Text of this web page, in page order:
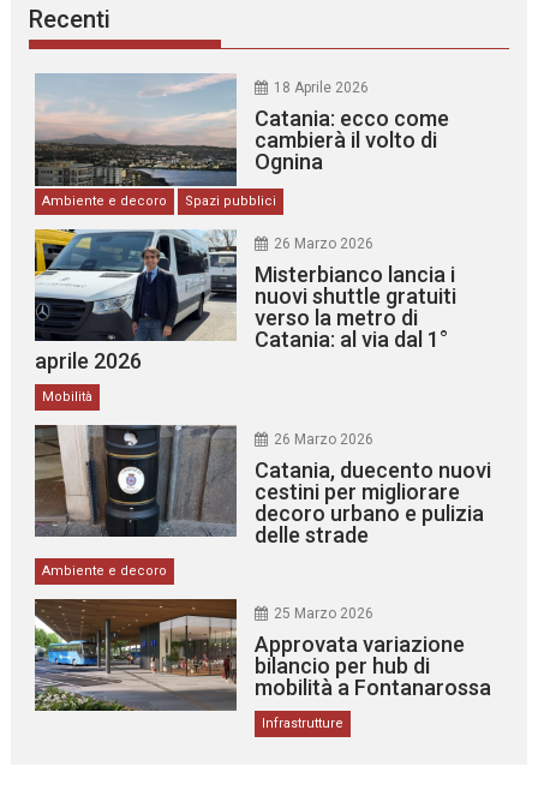
Recenti
18 Aprile 2026
Catania: ecco come
cambierà il volto di
Ognina
Ambiente e decoro Spazi pubblici
26 Marzo 2026
Misterbianco lancia i
nuovi shuttle gratuiti
verso la metro di
Catania: al via dal 1°
aprile 2026
Mobilità
26 Marzo 2026
Catania, duecento nuovi
cestini per migliorare
decoro urbano e pulizia
delle strade
Ambiente e decoro
25 Marzo 2026
Approvata variazione
bilancio per hub di
mobilità a Fontanarossa
Infrastrutture